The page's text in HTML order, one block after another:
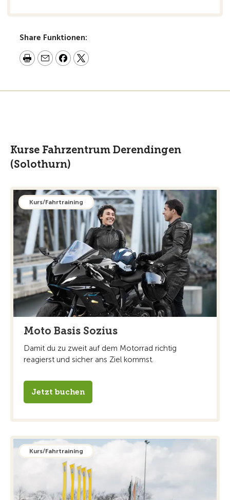
Share Funktionen:
Kurse Fahrzentrum Derendingen
(Solothurn)
Kurs/Fahrtraining
Moto Basis Sozius
Damit du zu zweit auf dem Motorrad richtig
reagierst und sicher ans Ziel kommst.
Jetzt buchen
Kurs/Fahrtraining